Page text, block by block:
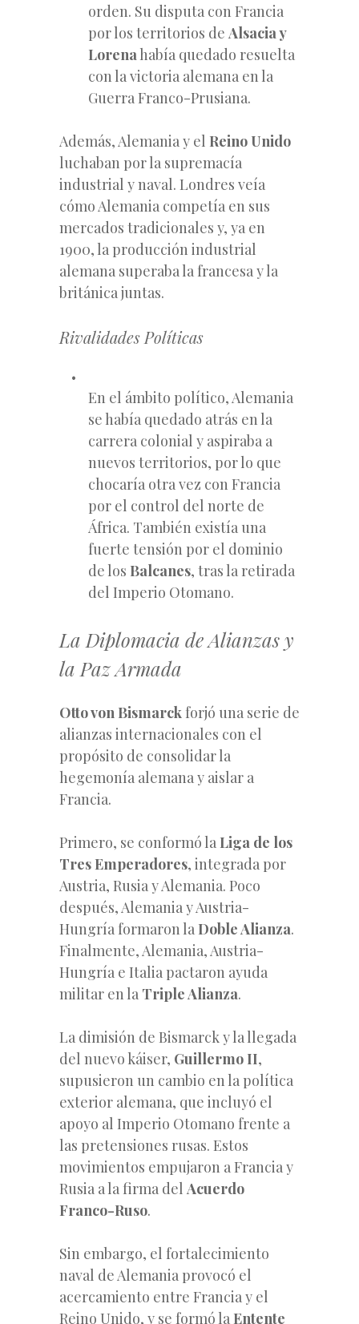
orden. Su disputa con Francia
por los territorios de Alsacia y
Lorenahabía quedado resuelta
con la victoria alemana en la
Guerra Franco-Prusiana.
Además, Alemania y el Reino Unido
luchaban por la supremacía
industrial y naval. Londres veía
cómo Alemania competía en sus
mercados tradicionales y, ya en
1900, la producción industrial
alemana superaba la francesa y la
británica juntas.
Rivalidades Políticas
En el ámbito político, Alemania
se había quedado atrás en la
carrera colonial y aspiraba a
nuevos territorios, por lo que
chocaría otra vez con Francia
por el control del norte de
África. También existía una
fuerte tensión por el dominio
de los Balcanes, tras la retirada
del Imperio Otomano.
La Diplomacia de Alianzas y
la Paz Armada
Otto von Bismarckforjó una serie de
alianzas internacionales con el
propósito de consolidar la
hegemonía alemana y aislar a
Francia.
Primero, se conformó laLiga de los
Tres Emperadores, integrada por
Austria, Rusia y Alemania. Poco
después, Alemania y Austria-
Hungría formaron la Doble Alianza.
Finalmente, Alemania, Austria-
Hungría e Italia pactaron ayuda
militar en la Triple Alianza.
La dimisión de Bismarck y la llegada
del nuevo káiser, Guillermo II,
supusieron un cambio en la política
exterior alemana, que incluyó el
apoyo al Imperio Otomano frente a
las pretensiones rusas. Estos
movimientos empujaron a Francia y
Rusia a la firma del Acuerdo
Franco-Ruso.
Sin embargo, el fortalecimiento
naval de Alemania provocó el
acercamiento entre Francia y el
Reino Unido, y se formó laEntente